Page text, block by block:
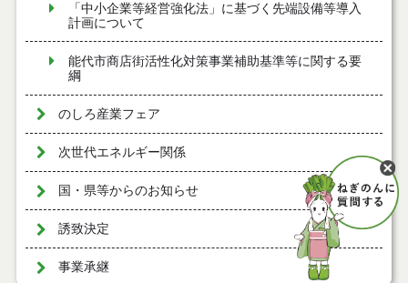
「中小企業等経営強化法」に基づく先端設備等導入
計画について
能代市商店街活性化対策事業補助基準等に関する要
綱
のしろ産業フェア
次世代エネルギー関係
国・県等からのお知らせ
誘致決定
事業承継